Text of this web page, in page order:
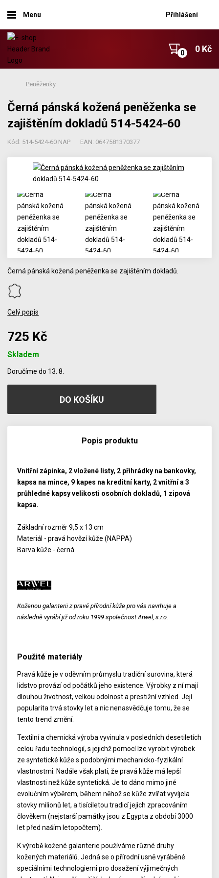
Menu Přihlášení
0 Kč
Peněženky
Černá pánská kožená peněženka se
zajištěním dokladů 514-5424-60
Kód: 514-5424-60 NAP EAN: 0647581370377
Černá pánská kožená peněženka se zajištěním dokladů.
Celý popis
725 Kč
Skladem
Doručíme do 13. 8.
Popis produktu
Vnitřní zápinka, 2 vložené listy, 2 přihrádky na bankovky,
kapsa na mince, 9 kapes na kreditní karty, 2 vnitřní a 3
průhledné kapsy velikosti osobních dokladů, 1 zipová
kapsa.
Základní rozměr 9,5 x 13 cm
Materiál - pravá hovězí kůže (NAPPA)
Barva kůže - černá
Koženou galanterii z pravé přírodní kůže pro vás navrhuje a
následně vyrábí již od roku 1999 společnost Arwel, s.r.o.
Použité materiály
Pravá kůže je v oděvním průmyslu tradiční surovina, která
lidstvo provází od počátků jeho existence. Výrobky z ní mají
dlouhou životnost, velkou odolnost a prestižní vzhled. Její
popularita trvá stovky let a nic nenasvědčuje tomu, že se
tento trend změní.
Textilní a chemická výroba vyvinula v posledních desetiletích
celou řadu technologií, s jejichž pomocí lze vyrobit výrobek
ze syntetické kůže s podobnými mechanicko-fyzikální
vlastnostmi. Nadále však platí, že pravá kůže má lepší
vlastnosti než kůže syntetická. Je to dáno mimo jiné
evolučním výběrem, během něhož se kůže zvířat vyvíjela
stovky milionů let, a tisíciletou tradicí jejich zpracováním
člověkem (nejstarší památky jsou z Egypta z období 3000
let před naším letopočtem).
K výrobě kožené galanterie používáme různé druhy
kožených materiálů. Jedná se o přírodní usně vyráběné
speciálními technologiemi pro dosažení výjimečných